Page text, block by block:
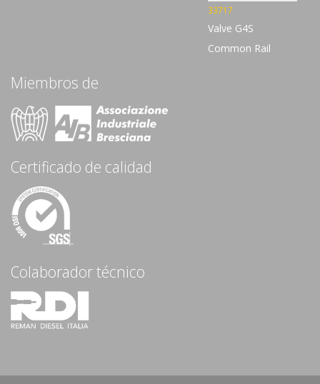
33717
Valve G4S
Common Rail
Miembros de
Certificado de calidad
Colaborador técnico